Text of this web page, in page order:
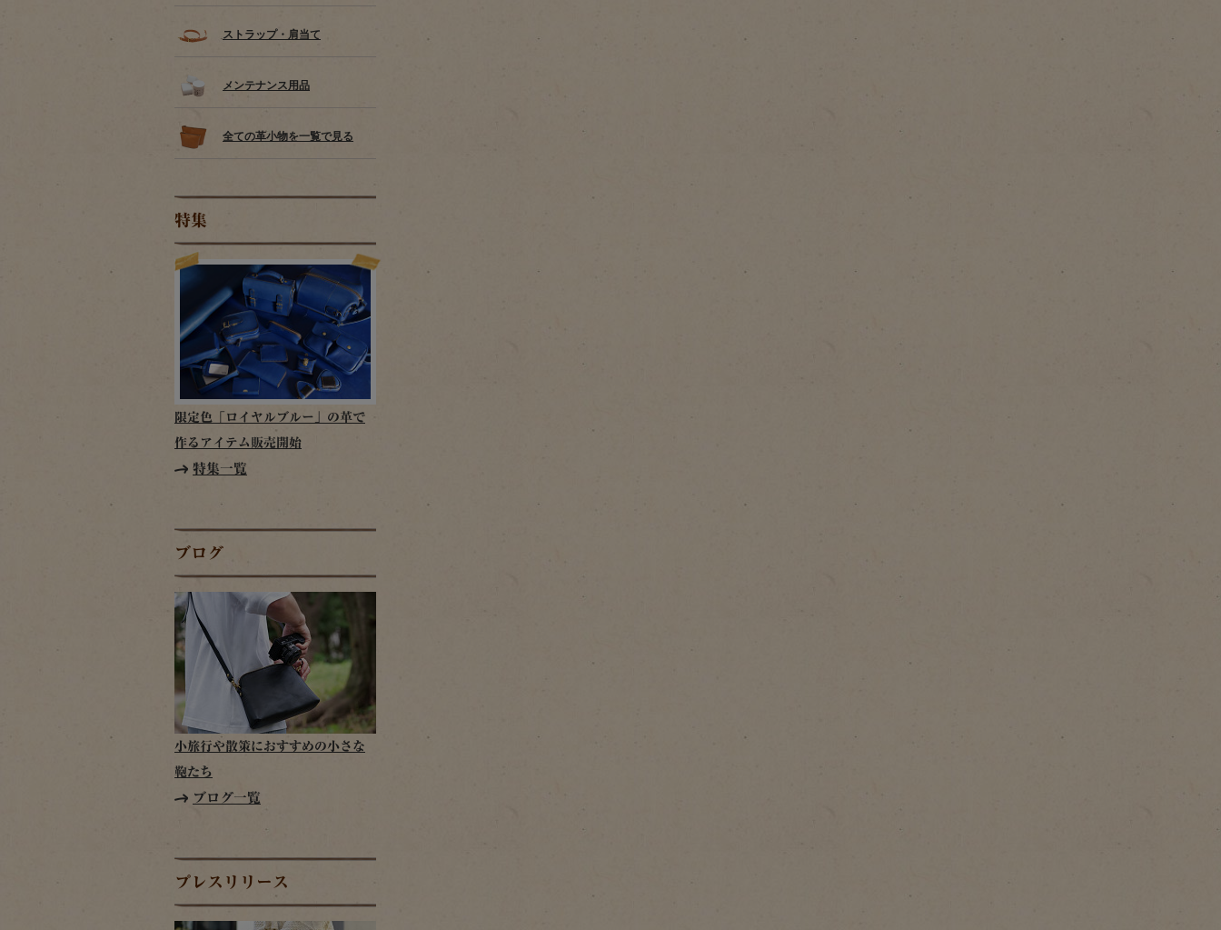
ストラップ・肩当て
メンテナンス用品
全ての革小物を一覧で見る
特集
限定色「ロイヤルブルー」の革で
作るアイテム販売開始
特集一覧
ブログ
小旅行や散策におすすめの小さな
鞄たち
ブログ一覧
プレスリリース